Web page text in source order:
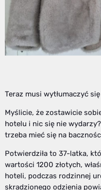
Teraz musi wytłumaczyć
Myślicie, że zostawicie
hotelu i nic się nie
trzeba mieć się na
Potwierdziła to 37-latka,
wartości 1200 złotych,
hoteli, podczas rodzinnej
skradzionego odzienia